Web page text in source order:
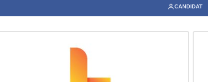
CANDIDAT